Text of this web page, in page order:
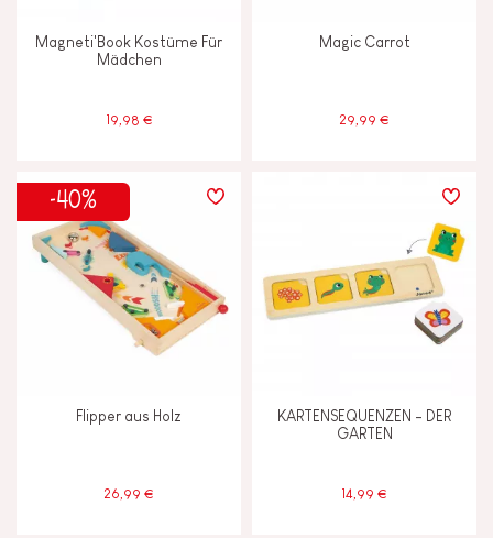
Magneti'Book Kostüme Für
Mädchen
19,98 €
Magic Carrot
29,99 €
-40%
Flipper aus Holz
26,99 €
KARTENSEQUENZEN - DER
GARTEN
14,99 €